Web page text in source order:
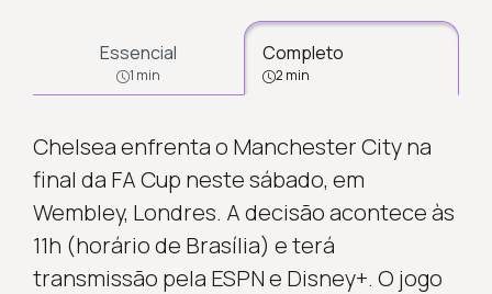
Essencial
1 min
Completo
2 min
Chelsea enfrenta o Manchester City na
final da FA Cup neste sábado, em
Wembley, Londres. A decisão acontece às
11h (horário de Brasília) e terá
transmissão pela ESPN e Disney+. O jogo